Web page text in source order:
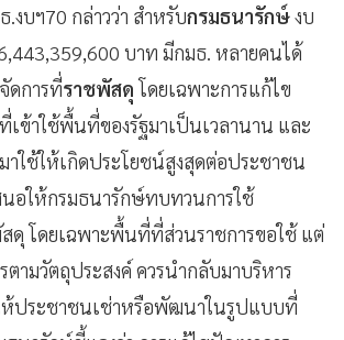
งบฯ70 กล่าวว่า สำหรับกรมธนารักษ์งบ
บาท มีกมธ. หลายคนได้
ดการที่ราชพัสดุโดยเฉพาะการแก้ไข
ข้าใช้พื้นที่ของรัฐมาเป็นเวลานาน และ
าใช้ให้เกิดประโยชน์สูงสุดต่อประชาชน
นอให้กรมธนารักษ์ทบทวนการใช้
ดุ โดยเฉพาะพื้นที่ที่ส่วนราชการขอใช้ แต่
ตามวัตถุประสงค์ ควรนำกลับมาบริหาร
ห้ประชาชนเช่าหรือพัฒนาในรูปแบบที่